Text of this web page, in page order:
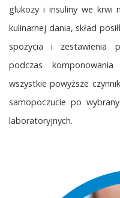
glukozy i insuliny we krwi
kulinarnej dania, skład
spożycia i zestawienia
podczas
wszystkie powyższe
samopoczucie po
laboratoryjnych.